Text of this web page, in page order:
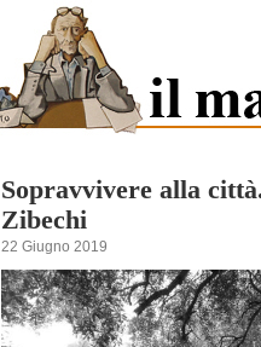
Sopravvivere alla
Zibechi
22 Giugno 2019